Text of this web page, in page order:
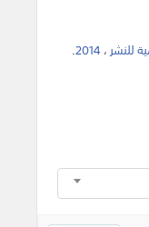
للنشر ، 2014
.